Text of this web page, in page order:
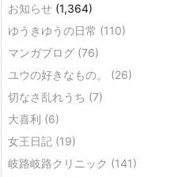
お知らせ (1,364)
ゆうきゆうの日常 (110)
マンガブログ (76)
ユウの好きなもの。 (26)
切なさ乱れうち (7)
大喜利 (6)
女王日記 (19)
岐路岐路クリニック (141)